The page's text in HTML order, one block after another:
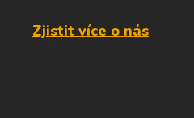
Zjistit více o nás